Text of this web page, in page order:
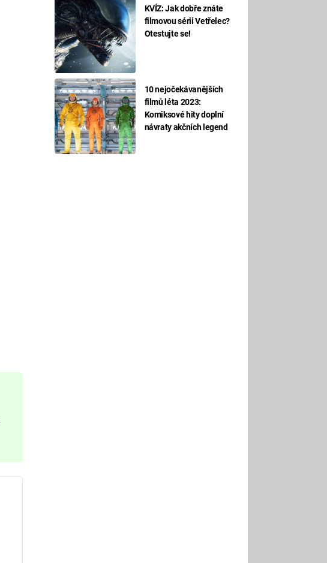
KVÍZ: Jak dobře znáte
filmovou sérii Vetřelec?
Otestujte se!
10 nejočekávanějších
filmů léta 2023:
Komiksové hity doplní
návraty akčních legend